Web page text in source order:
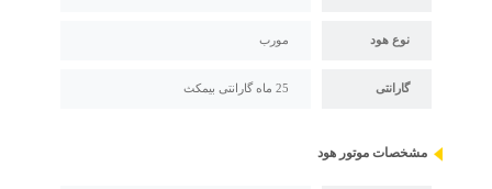
نوع هود مورب
گارانتی 25 ماه گارانتی بیمکث
مشخصات موتور هود